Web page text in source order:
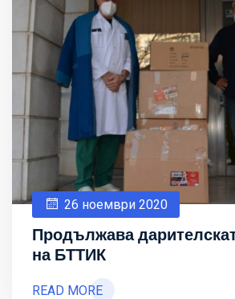
26 ноември 2020
Продължава
на БТТИК
READ MORE